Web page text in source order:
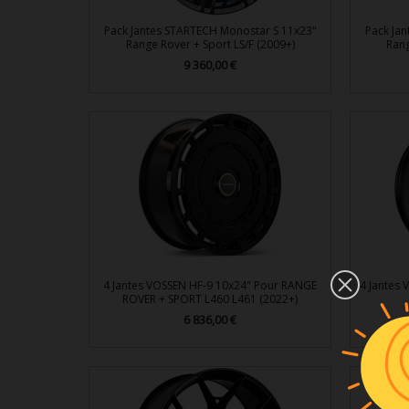
Pack Jantes STARTECH Monostar S 11x23"
Range Rover + Sport LS/F (2009+)
Prix
9 360,00 €
Aperçu rapide
Pack
4 Jantes VOSSEN HF-9 10x24" Pour RANGE
ROVER + SPORT L460 L461 (2022+)
Prix
6 836,00 €
Aperçu rapide
4 Jantes